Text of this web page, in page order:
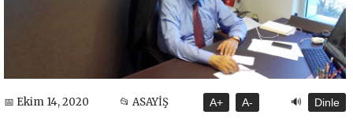
📅 Ekim 14, 2020 📂 ASAYİŞ A+ A- 🔊 Dinle